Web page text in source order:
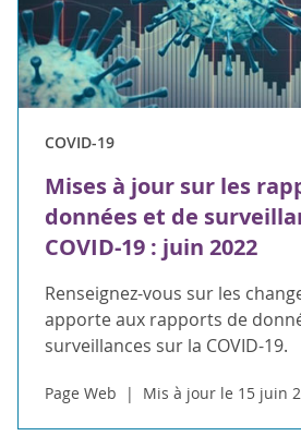
COVID-19
Mises à jour sur les
données et de
COVID-19 : juin 2022
Renseignez-vous sur les
apporte aux rapports de
surveillances sur la COVID-19.
Page Web Mis à jour le 15 juin